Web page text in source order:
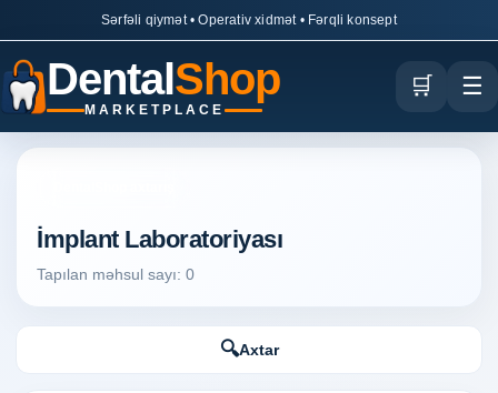
Sərfəli qiymət • Operativ xidmət • Fərqli konsept
DentalShop
MARKETPLACE
🛒 ☰
İmplant Laboratoriyası
Tapılan məhsul sayı: 0
🔍Axtar